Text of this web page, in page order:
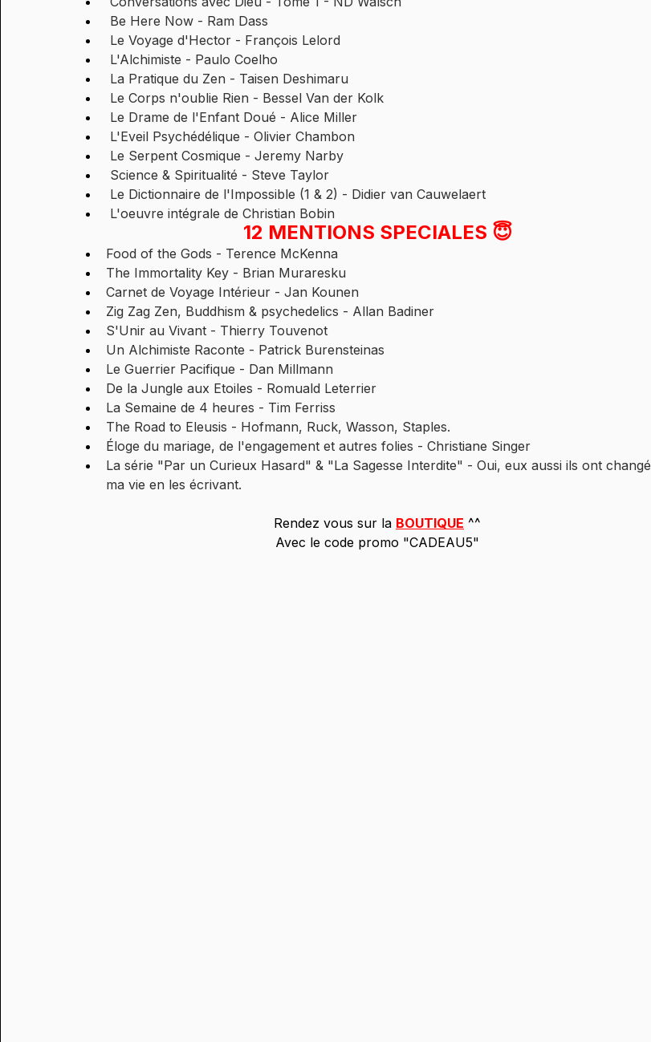
Be Here Now - Ram Dass
Le Voyage d'Hector - François Lelord
L'Alchimiste - Paulo Coelho
La Pratique du Zen - Taisen Deshimaru
Le Corps n'oublie Rien - Bessel Van der Kolk
Le Drame de l'Enfant Doué - Alice Miller
L'Eveil Psychédélique - Olivier Chambon
Le Serpent Cosmique - Jeremy Narby
Science & Spiritualité - Steve Taylor
Le Dictionnaire de l'Impossible (1 & 2) - Didier van Cauwelaert
L'oeuvre intégrale de Christian Bobin
12 MENTIONS SPECIALES 😇
Food of the Gods - Terence McKenna
The Immortality Key - Brian Muraresku
Carnet de Voyage Intérieur - Jan Kounen
Zig Zag Zen, Buddhism & psychedelics - Allan Badiner
S'Unir au Vivant - Thierry Touvenot
Un Alchimiste Raconte - Patrick Burensteinas
Le Guerrier Pacifique - Dan Millmann
De la Jungle aux Etoiles - Romuald Leterrier
La Semaine de 4 heures - Tim Ferriss
The Road to Eleusis - Hofmann, Ruck, Wasson, Staples.
Éloge du mariage, de l'engagement et autres folies - Christiane Singer
La série "Par un Curieux Hasard" & "La Sagesse Interdite" - Oui, eux aussi ils ont changé
ma vie en les écrivant.
Rendez vous sur la BOUTIQUE ^^
Avec le code promo "CADEAU5"